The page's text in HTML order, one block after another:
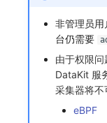
非管理员
台仍需要
由于权限
DataKit 服
采集器将不
eBPF